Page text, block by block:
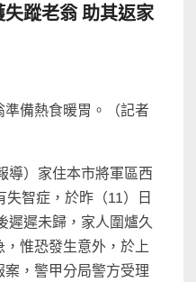
蹤老翁 助其返家
準備熱食暖胃。（記者
導）家住本市將軍區西
智症，於昨（11）日
遲遲未歸，家人圍爐久
惟恐發生意外，於上
，警甲分局警方受理